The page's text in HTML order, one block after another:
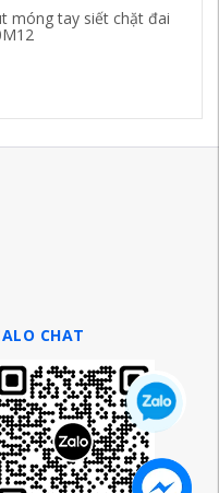
móng tay siết chặt đai
CHAT